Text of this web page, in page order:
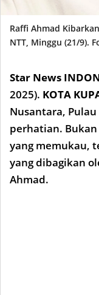
Raffi Ahmad
NTT, Minggu (21/9).
Star News
2025). KOTA
Nusantara,
perhatian.
yang memukau,
yang dibagikan
Ahmad.